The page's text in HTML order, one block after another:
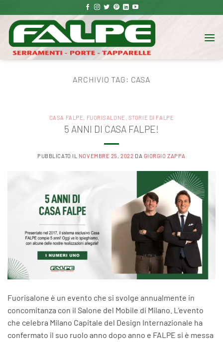
ai
contenuti
ARCHIVIO TAG: CASA
CASA FALPE, FUORISALONE , STORIE DI FALPE
5 ANNI DI CASA FALPE!
PUBBLICATO IL NOVEMBRE 25, 2022 DA GIORGIO ZAPPA
Fuorisalone è un evento che si svolge annualmente in
concomitanza con il Salone del Mobile di Milano. L’evento
che celebra Milano Capitale del Design Internazionale ha
confermato il suo ruolo anno dopo anno e FALPE si è messa